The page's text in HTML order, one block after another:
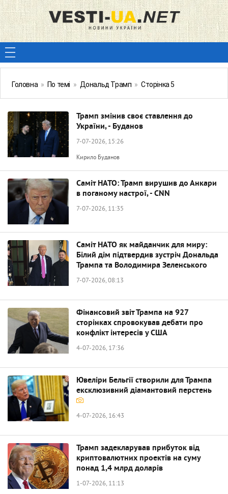
Головна » По темі » Дональд Трамп » Сторінка 5
Трамп змінив своє ставлення до
України, - Буданов
7-07-2026, 15:26
Кирило Буданов
Саміт НАТО: Трамп вирушив до Анкари
в поганому настрої, - CNN
7-07-2026, 11:35
Саміт НАТО як майданчик для миру:
Білий дім підтвердив зустріч Дональда
Трампа та Володимира Зеленського
7-07-2026, 08:13
Фінансовий звіт Трампа на 927
сторінках спровокував дебати про
конфлікт інтересів у США
4-07-2026, 17:36
Ювеліри Бельгії створили для Трампа
ексклюзивний діамантовий перстень
4-07-2026, 16:43
Трамп задекларував прибуток від
криптовалютних проектів на суму
понад 1,4 млрд доларів
1-07-2026, 11:13